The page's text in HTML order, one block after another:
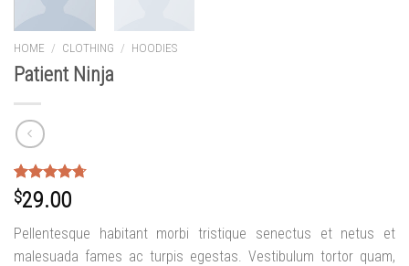
HOME / CLOTHING / HOODIES
Patient Ninja
Rated4.67
out of 5
3
customer
ratings
$29.00
Pellentesque habitant morbi tristique senectus et netus et
malesuada fames ac turpis egestas. Vestibulum tortor quam,